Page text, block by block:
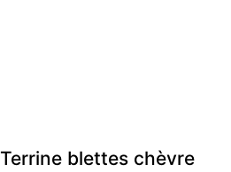
Terrine blettes chèvre